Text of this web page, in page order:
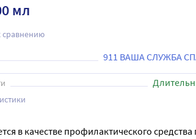
мл
сравнению
911 ВАША СЛУЖБА
в качестве профилактического средства